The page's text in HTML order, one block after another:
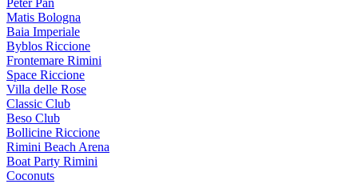
Peter Pan
Matis Bologna
Baia Imperiale
Byblos Riccione
Frontemare Rimini
Space Riccione
Villa delle Rose
Classic Club
Beso Club
Bollicine Riccione
Rimini Beach Arena
Boat Party Rimini
Coconuts